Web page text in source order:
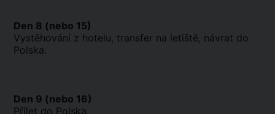
Den 8 (nebo 15)
Vystěhování z hotelu, transfer na letiště, návrat do
Polska.
Den 9 (nebo 16)
Přílet do Polska.